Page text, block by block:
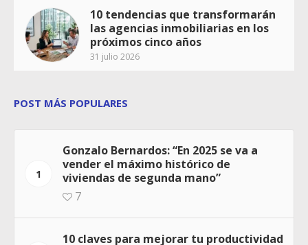
10 tendencias que transformarán
las agencias inmobiliarias en los
próximos cinco años
31 julio 2026
POST MÁS POPULARES
1
Gonzalo Bernardos: “En 2025 se va a
vender el máximo histórico de
viviendas de segunda mano”
7
10 claves para mejorar tu productividad